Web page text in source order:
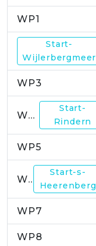
WP1
Start-
Wijlerbergmeer
WP3
WP4
Start-
Rindern
WP5
WP6
Start-s-
Heerenberg
WP7
WP8